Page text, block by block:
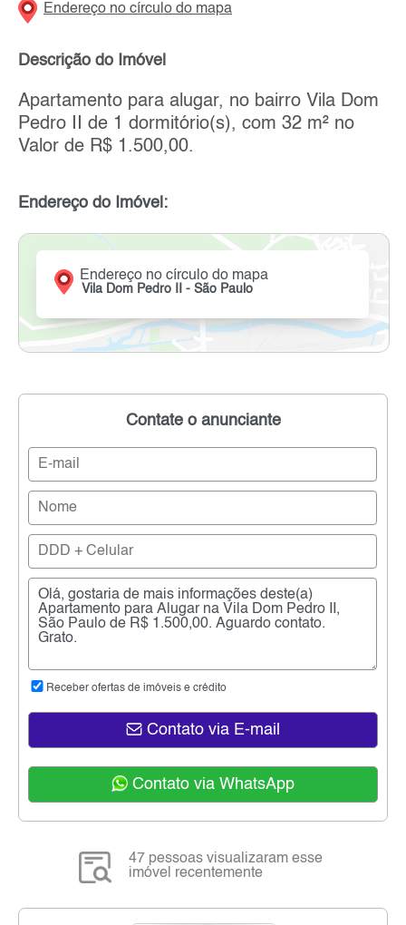
Endereço no círculo do mapa
Descrição do Imóvel
Apartamento para alugar, no bairro Vila Dom
Pedro II de 1 dormitório(s), com 32 m² no
Valor de R$ 1.500,00.
Endereço do Imóvel:
Endereço no círculo do mapa
Vila Dom Pedro II - São Paulo
Contate o anunciante
Receber ofertas de imóveis e crédito
Contato via E-mail
Contato via WhatsApp
47 pessoas visualizaram esse
imóvel recentemente